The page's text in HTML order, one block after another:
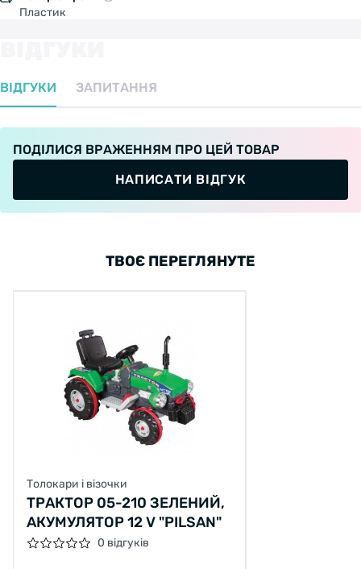
Пластик
ВІДГУКИ ЗАПИТАННЯ
ПОДІЛИСЯ ВРАЖЕННЯМ ПРО ЦЕЙ ТОВАР
НАПИСАТИ ВІДГУК
ТВОЄ ПЕРЕГЛЯНУТЕ
Толокари і візочки
ТРАКТОР 05-210 ЗЕЛЕНИЙ,
АКУМУЛЯТОР 12 V "PILSAN"
0 відгуків